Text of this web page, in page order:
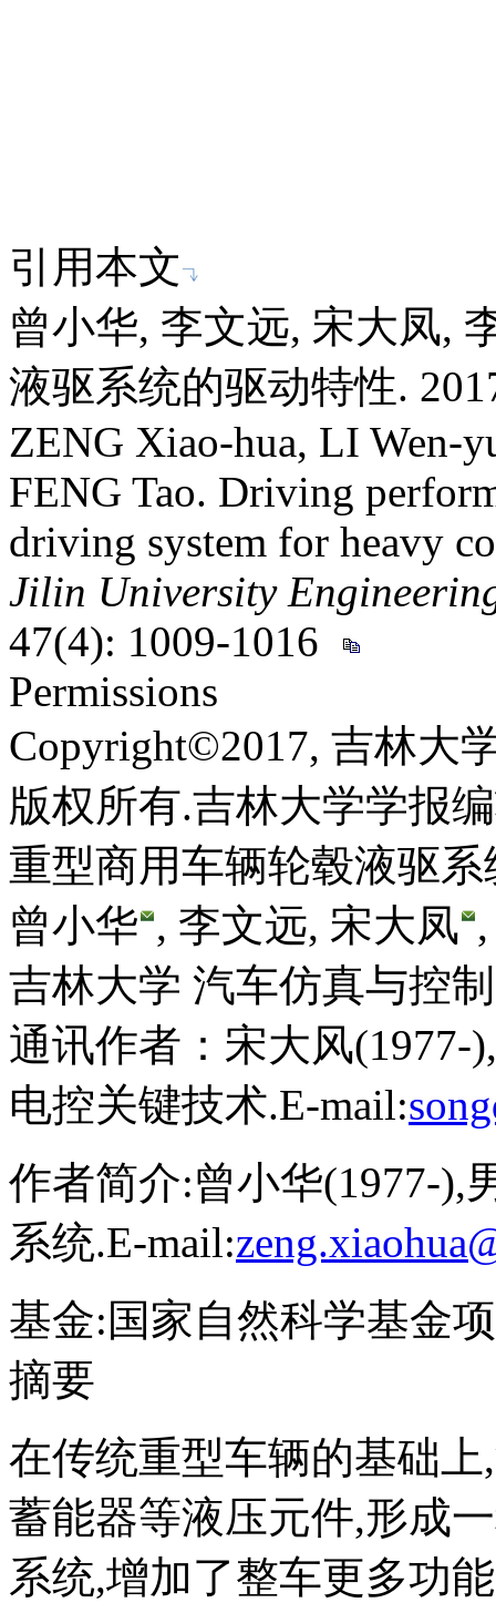
引用本文
曾小华, 李文远, 宋大凤,
液驱系统的驱动特性.
ZENG Xiao-hua, LI Wen-
FENG Tao. Driving
driving system for heavy
Jilin University
47(4): 1009-1016
Permissions
Copyright©2017, 吉林大
版权所有.吉林大学学报
重型商用车辆轮毂液驱
曾小华 , 李文远, 宋大凤
吉林大学 汽车仿真与控
通讯作者：宋大风(1977-
电控关键技术.E-mail:
作者简介:曾小华(1977-),
系统.E-mail:
基金:国家自然科学基金
摘要
在传统重型车辆的基础
蓄能器等液压元件,形成
系统,增加了整车更多功